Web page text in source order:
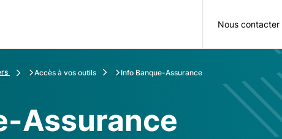
Nous contacter
Accès à vos outils Info Banque-Assurance
Assurance